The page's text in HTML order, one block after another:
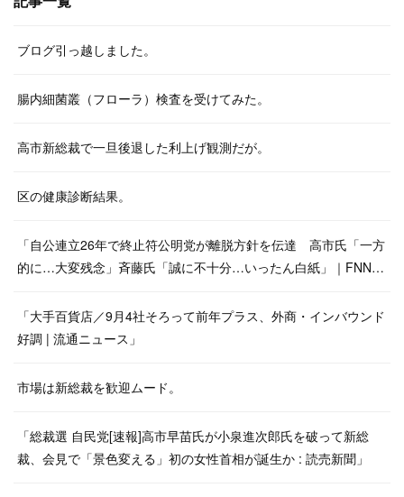
ブログ引っ越しました。
腸内細菌叢（フローラ）検査を受けてみた。
高市新総裁で一旦後退した利上げ観測だが。
区の健康診断結果。
「自公連立26年で終止符公明党が離脱方針を伝達 高市氏「一方
的に…大変残念」斉藤氏「誠に不十分…いったん白紙」｜FNN…
「大手百貨店／9月4社そろって前年プラス、外商・インバウンド
好調 | 流通ニュース」
市場は新総裁を歓迎ムード。
「総裁選 自民党[速報]高市早苗氏が小泉進次郎氏を破って新総
裁、会見で「景色変える」初の女性首相が誕生か : 読売新聞」